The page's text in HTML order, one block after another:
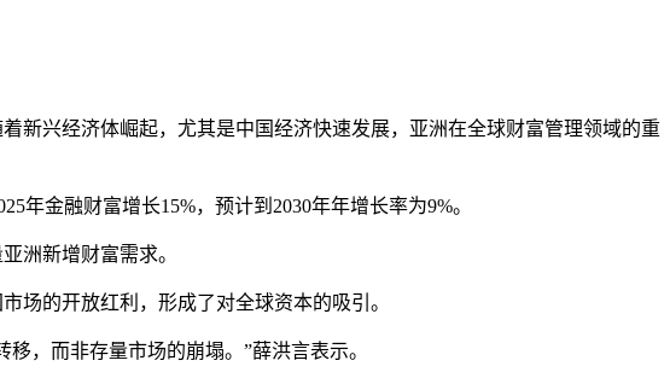
新兴经济体崛起，尤其是中国经济快速发展，亚洲在全球财富管理领域的重
金融财富增长15%，预计到2030年年增长率为9%。
洲新增财富需求。
场的开放红利，形成了对全球资本的吸引。
，而非存量市场的崩塌。”薛洪言表示。